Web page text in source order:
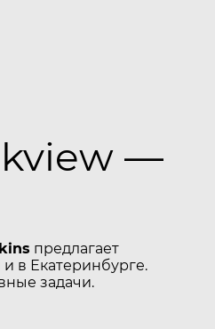
—
предлагает
в Екатеринбурге.
задачи.